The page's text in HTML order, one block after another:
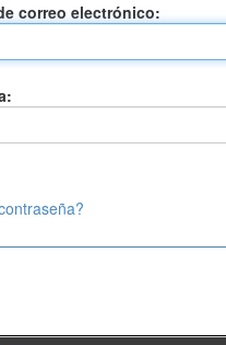
correo electrónico: